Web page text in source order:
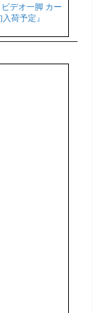
デオ一脚 カー
荷予定』